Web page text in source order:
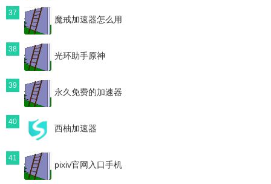
37
魔戒加速器怎么用
38
光环助手原神
39
永久免费的加速器
40
西柚加速器
41
pixiv官网入口手机